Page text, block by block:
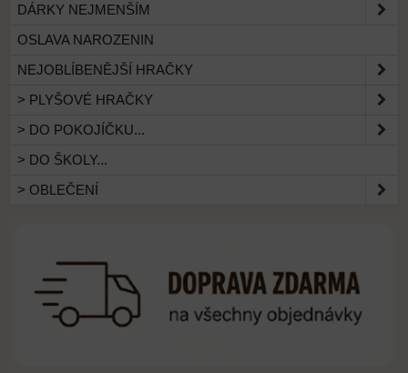
DÁRKY NEJMENŠÍM
OSLAVA NAROZENIN
NEJOBLÍBENĚJŠÍ HRAČKY
> PLYŠOVÉ HRAČKY
> DO POKOJÍČKU...
> DO ŠKOLY...
> OBLEČENÍ